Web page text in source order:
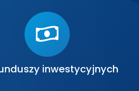
potencjału biznesowego
w wyborze najlepszych
zamówień prac badawczo-
inwestycyjnych